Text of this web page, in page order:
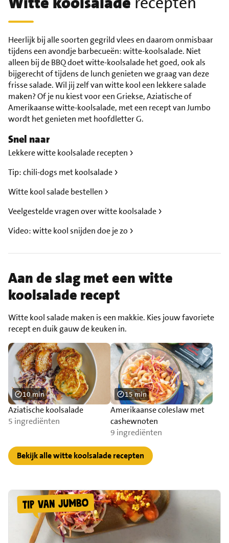
Heerlijk bij alle soorten gegrild vlees en daarom onmisbaar
tijdens een avondje barbecueën: witte-koolsalade. Niet
alleen bij de BBQ doet witte-koolsalade het goed, ook als
bijgerecht of tijdens de lunch genieten we graag van deze
frisse salade. Wil jij zelf van witte kool een lekkere salade
maken? Of je nu kiest voor een Griekse, Aziatische of
Amerikaanse witte-koolsalade, met een recept van Jumbo
wordt het genieten met hoofdletter G.
Snel naar
Lekkere witte koolsalade recepten
Tip: chili-dogs met koolsalade
Witte kool salade bestellen
Veelgestelde vragen over witte koolsalade
Video: witte kool snijden doe je zo
Aan de slag met een witte
koolsalade recept
Witte kool salade maken is een makkie. Kies jouw favoriete
recept en duik gauw de keuken in.
Aziatische koolsalade
5 ingrediënten
10 min
Amerikaanse coleslaw met
cashewnoten
9 ingrediënten
15 min
Bekijk alle witte koolsalade recepten